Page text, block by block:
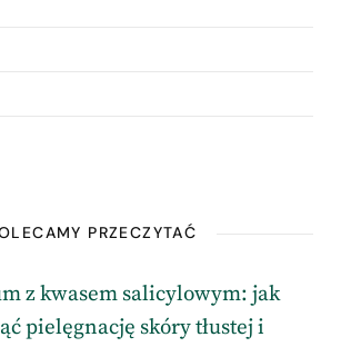
PRZECZYTAĆ
z kwasem salicylowym: jak
pielęgnację skóry tłustej i